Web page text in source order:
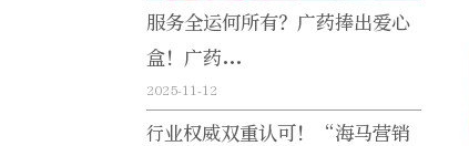
服务全运何所有？广药捧出爱心
盒！广药...
2025-11-12
行业权威双重认可！“海马营销